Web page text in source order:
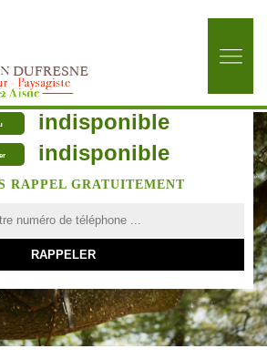
indisponible
indisponible
RAPPEL GRATUITEMENT